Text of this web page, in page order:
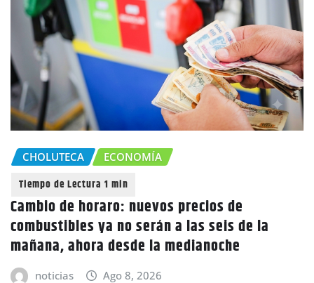
CHOLUTECA ECONOMÍA
Cambio de horaro: nuevos precios de
combustibles ya no serán a las seis de la
mañana, ahora desde la medianoche
noticias Ago 8, 2026